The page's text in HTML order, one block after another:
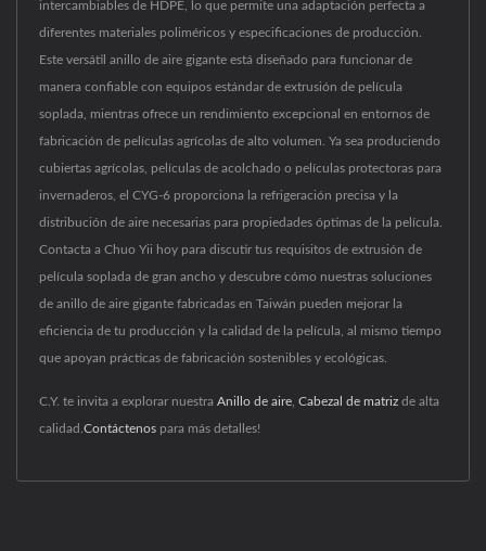
intercambiables de HDPE, lo que permite una adaptación perfecta a
diferentes materiales poliméricos y especificaciones de producción.
Este versátil anillo de aire gigante está diseñado para funcionar de
manera confiable con equipos estándar de extrusión de película
soplada, mientras ofrece un rendimiento excepcional en entornos de
fabricación de películas agrícolas de alto volumen. Ya sea produciendo
cubiertas agrícolas, películas de acolchado o películas protectoras para
invernaderos, el CYG-6 proporciona la refrigeración precisa y la
distribución de aire necesarias para propiedades óptimas de la película.
Contacta a Chuo Yii hoy para discutir tus requisitos de extrusión de
película soplada de gran ancho y descubre cómo nuestras soluciones
de anillo de aire gigante fabricadas en Taiwán pueden mejorar la
eficiencia de tu producción y la calidad de la película, al mismo tiempo
que apoyan prácticas de fabricación sostenibles y ecológicas.
C.Y. te invita a explorar nuestra Anillo de aire Cabezal de matriz de alta
calidad. Contáctenos para más detalles!